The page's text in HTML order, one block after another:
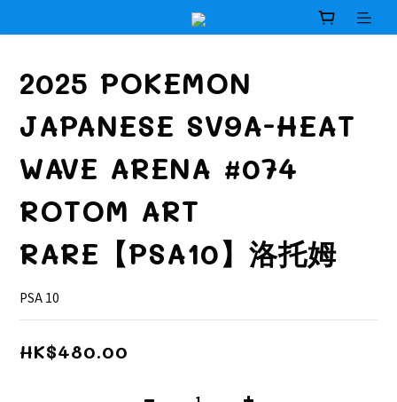
2025 POKEMON
JAPANESE SV9A-HEAT
WAVE ARENA #074
ROTOM ART
RARE【PSA10】洛托姆
PSA 10
HK$480.00